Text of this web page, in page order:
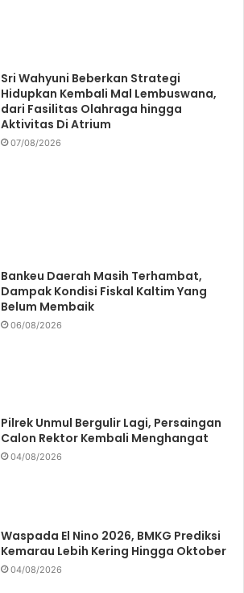
Sri Wahyuni Beberkan Strategi
Hidupkan Kembali Mal Lembuswana,
dari Fasilitas Olahraga hingga
Aktivitas Di Atrium
07/08/2026
Bankeu Daerah Masih Terhambat,
Dampak Kondisi Fiskal Kaltim Yang
Belum Membaik
06/08/2026
Pilrek Unmul Bergulir Lagi, Persaingan
Calon Rektor Kembali Menghangat
04/08/2026
Waspada El Nino 2026, BMKG Prediksi
Kemarau Lebih Kering Hingga Oktober
04/08/2026